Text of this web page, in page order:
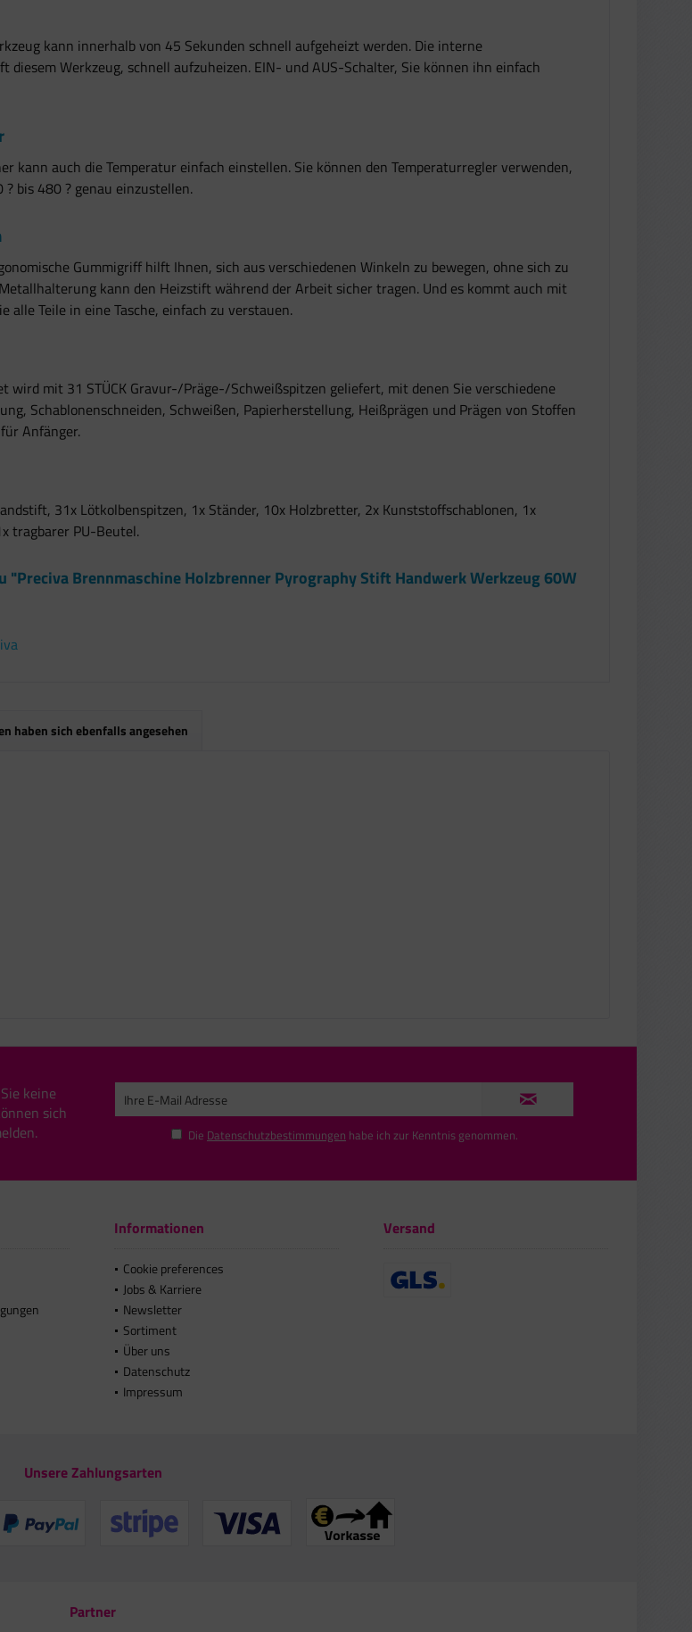
kann innerhalb von 45 Sekunden schnell aufgeheizt werden. Die interne
diesem Werkzeug, schnell aufzuheizen. EIN- und AUS-Schalter, Sie können ihn einfach
kann auch die Temperatur einfach einstellen. Sie können den Temperaturregler verwenden,
bis 480 ? genau einzustellen.
Gummigriff hilft Ihnen, sich aus verschiedenen Winkeln zu bewegen, ohne sich zu
kann den Heizstift während der Arbeit sicher tragen. Und es kommt auch mit
alle Teile in eine Tasche, einfach zu verstauen.
wird mit 31 STÜCK Gravur-/Präge-/Schweißspitzen geliefert, mit denen Sie verschiedene
Schablonenschneiden, Schweißen, Papierherstellung, Heißprägen und Prägen von Stoffen
Anfänger.
31x Lötkolbenspitzen, 1x Ständer, 10x Holzbretter, 2x Kunststoffschablonen, 1x
tragbarer PU-Beutel.
"Preciva Brennmaschine Holzbrenner Pyrography Stift Handwerk Werkzeug 60W
haben sich ebenfalls angesehen
keine
sich
Die Datenschutzbestimmungen habe ich zur Kenntnis genommen.
Informationen
Cookie preferences
Jobs & Karriere
Newsletter
Sortiment
Über uns
Datenschutz
Impressum
Versand
Unsere Zahlungsarten
Partner